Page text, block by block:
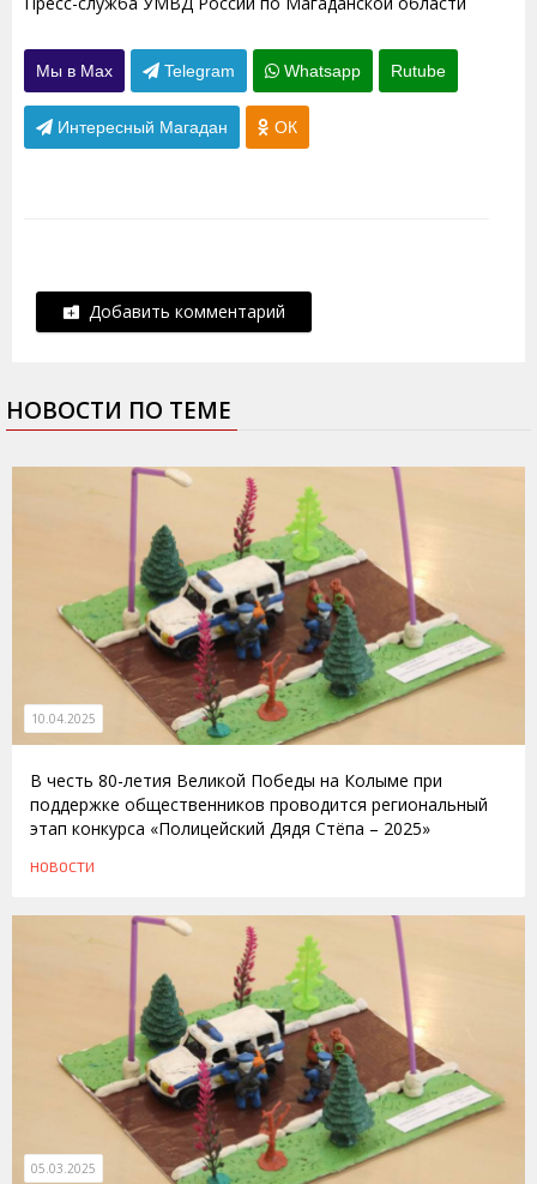
Мы в Max Telegram Whatsapp Rutube
Интересный Магадан ОК
Добавить комментарий
НОВОСТИ ПО ТЕМЕ
10.04.2025
В честь 80-летия Великой Победы на Колыме при
поддержке общественников проводится региональный
этап конкурса «Полицейский Дядя Стёпа – 2025»
НОВОСТИ
05.03.2025